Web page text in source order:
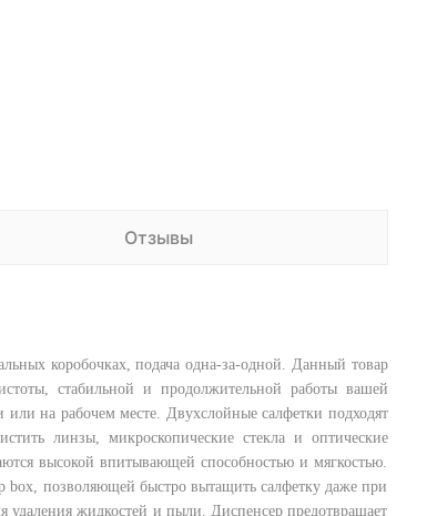
Отзывы
коробочках, подача одна-за-одной. Данный товар
стабильной и продолжительной работы вашей
или на рабочем месте. Двухслойные салфетки подходят
линзы, микроскопические стекла и оптические
высокой впитывающей способностью и мягкостью.
box, позволяющей быстро вытащить салфетку даже при
удаления жидкостей и пыли. Диспенсер предотвращает